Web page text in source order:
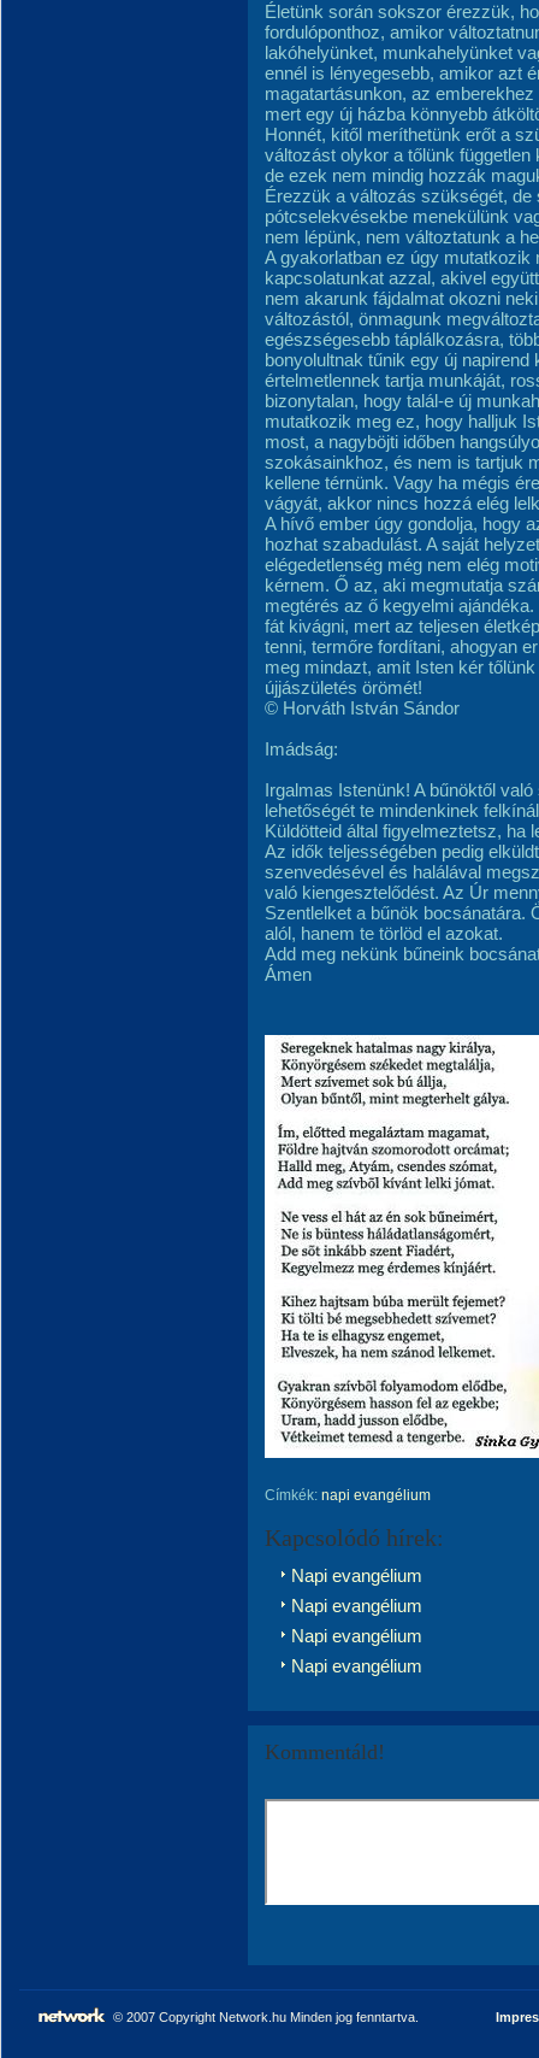
Életünk során sokszor érezzük,
fordulóponthoz, amikor
lakóhelyünket, munkahelyünket
ennél is lényegesebb, amikor azt
magatartásunkon, az
mert egy új házba könnyebb
Honnét, kitől meríthetünk erőt a
változást olykor a tőlünk
de ezek nem mindig hozzák
Érezzük a változás szükségét,
pótcselekvésekbe menekülünk
nem lépünk, nem változtatunk a
A gyakorlatban ez úgy mutatkozik
kapcsolatunkat azzal, akivel
nem akarunk fájdalmat okozni
változástól, önmagunk
egészségesebb táplálkozásra,
bonyolultnak tűnik egy új
értelmetlennek tartja munkáját,
bizonytalan, hogy talál-e új
mutatkozik meg ez, hogy halljuk
most, a nagyböjti időben
szokásainkhoz, és nem is tartjuk
kellene térnünk. Vagy ha mégis
vágyát, akkor nincs hozzá elég
A hívő ember úgy gondolja, hogy
hozhat szabadulást. A saját
elégedetlenség még nem elég
kérnem. Ő az, aki megmutatja
megtérés az ő kegyelmi
fát kivágni, mert az teljesen
tenni, termőre fordítani, ahogyan
meg mindazt, amit Isten kér
újjászületés örömét!
© Horváth István Sándor
Imádság:
Irgalmas Istenünk! A bűnöktől
lehetőségét te mindenkinek
Küldötteid által figyelmeztetsz, ha
Az idők teljességében pedig
szenvedésével és halálával
való kiengesztelődést. Az Úr
Szentlelket a bűnök bocsánatára.
alól, hanem te törlöd el azokat.
Add meg nekünk bűneink
Ámen
Címkék: napi evangélium
Kapcsolódó hírek:
Napi evangélium
Napi evangélium
Napi evangélium
Napi evangélium
Kommentáld!
© 2007 Copyright Network.hu Minden jog fenntartva.